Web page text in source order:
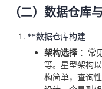
（二）数据仓库
**数据仓库构建
架构选择：常
等。星型架构
构简单，查询